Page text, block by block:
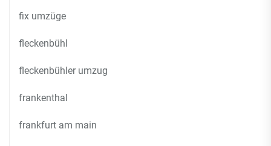
fix umzüge
fleckenbühl
fleckenbühler umzug
frankenthal
frankfurt am main